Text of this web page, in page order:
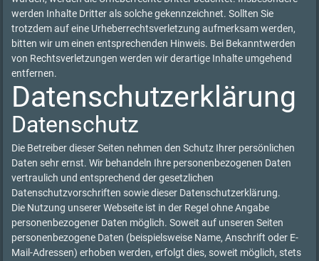
werden Inhalte Dritter als solche gekennzeichnet. Sollten Sie
trotzdem auf eine Urheberrechtsverletzung aufmerksam werden,
bitten wir um einen entsprechenden Hinweis. Bei Bekanntwerden
von Rechtsverletzungen werden wir derartige Inhalte umgehend
entfernen.
Datenschutzerklärung
Datenschutz
Die Betreiber dieser Seiten nehmen den Schutz Ihrer persönlichen
Daten sehr ernst. Wir behandeln Ihre personenbezogenen Daten
vertraulich und entsprechend der gesetzlichen
Datenschutzvorschriften sowie dieser Datenschutzerklärung.
Die Nutzung unserer Webseite ist in der Regel ohne Angabe
personenbezogener Daten möglich. Soweit auf unseren Seiten
personenbezogene Daten (beispielsweise Name, Anschrift oder E-
Mail-Adressen) erhoben werden, erfolgt dies, soweit möglich, stets